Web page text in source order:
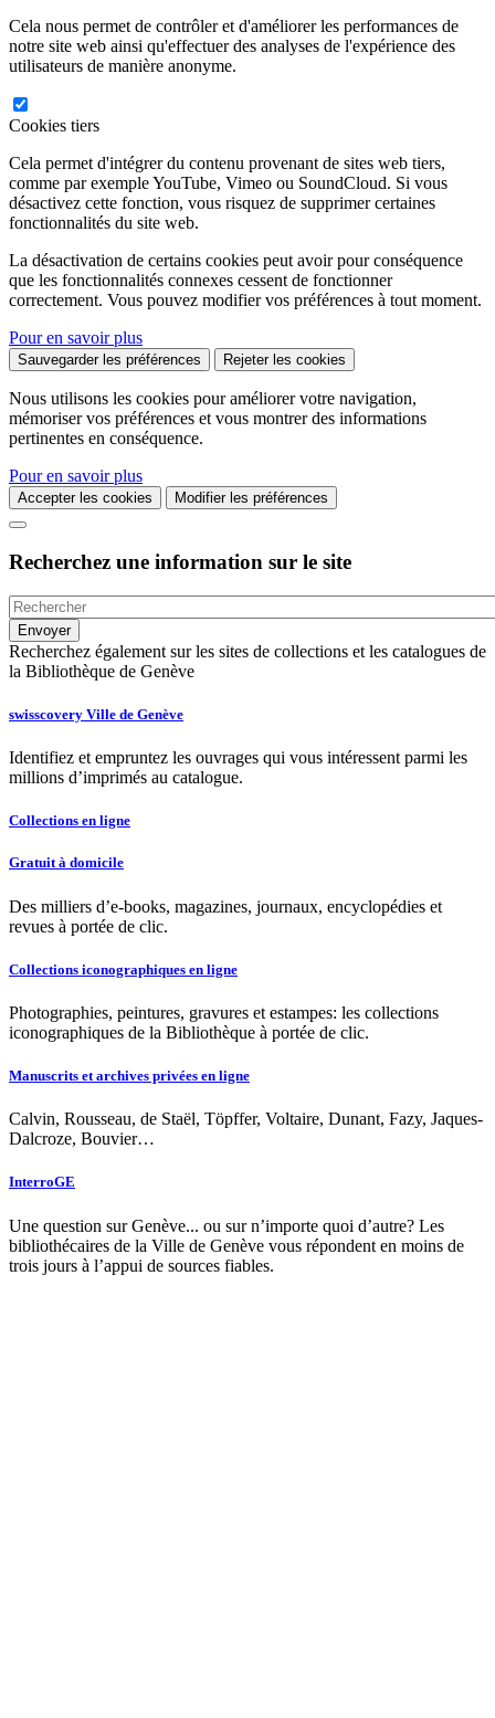
Cela nous permet de contrôler et d'améliorer les performances de
notre site web ainsi qu'effectuer des analyses de l'expérience des
utilisateurs de manière anonyme.
Cookies tiers
Cela permet d'intégrer du contenu provenant de sites web tiers,
comme par exemple YouTube, Vimeo ou SoundCloud. Si vous
désactivez cette fonction, vous risquez de supprimer certaines
fonctionnalités du site web.
La désactivation de certains cookies peut avoir pour conséquence
que les fonctionnalités connexes cessent de fonctionner
correctement. Vous pouvez modifier vos préférences à tout moment.
Pour en savoir plus
Sauvegarder les préférences Rejeter les cookies
Nous utilisons les cookies pour améliorer votre navigation,
mémoriser vos préférences et vous montrer des informations
pertinentes en conséquence.
Pour en savoir plus
Accepter les cookies Modifier les préférences
Recherchez une information sur le site
Recherchez également sur les sites de collections et les catalogues de
la Bibliothèque de Genève
swisscovery Ville de Genève
Identifiez et empruntez les ouvrages qui vous intéressent parmi les
millions d’imprimés au catalogue.
Collections en ligne
Gratuit à domicile
Des milliers d’e-books, magazines, journaux, encyclopédies et
revues à portée de clic.
Collections iconographiques en ligne
Photographies, peintures, gravures et estampes: les collections
iconographiques de la Bibliothèque à portée de clic.
Manuscrits et archives privées en ligne
Calvin, Rousseau, de Staël, Töpffer, Voltaire, Dunant, Fazy, Jaques-
Dalcroze, Bouvier…
InterroGE
Une question sur Genève... ou sur n’importe quoi d’autre? Les
bibliothécaires de la Ville de Genève vous répondent en moins de
trois jours à l’appui de sources fiables.